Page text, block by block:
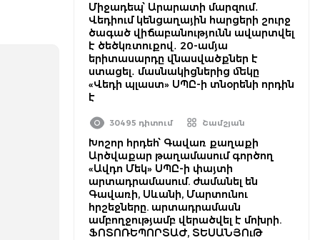
Միջադեպ՝ Արարատի մարզում․
Վեդիում կենցաղային հարցերի շուրջ
ծագած վիճաբանությունն ավարտվել
է ծեծկռտուքով․ 20-ամյա
երիտասարդը վնասվածքներ է
ստացել․ մասնակիցներից մեկը
«Վեդի պլաստ» ՍՊԸ-ի տնօրենի որդին
է
30495 դիտում Շամշյան
Խոշոր հրդեհ՝ Գավառ քաղաքի
Արծվաքար թաղամասում գործող
«Ավդո Մեկ» ՍՊԸ-ի փայտի
արտադրամասում. ժամանել են
Գավառի, Սևանի, Մարտունու
հրշեջները. արտադրամասն
ամբողջությամբ վերածվել է մոխրի.
ՖՈՏՈՌԵՊՈՐՏԱԺ, ՏԵՍԱՆՅՈւԹ